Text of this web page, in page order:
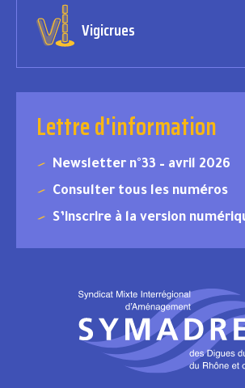
Vigicrues
Lettre d'information
Newsletter n°33 – avril 2026
Consulter tous les numéros
S’inscrire à la version